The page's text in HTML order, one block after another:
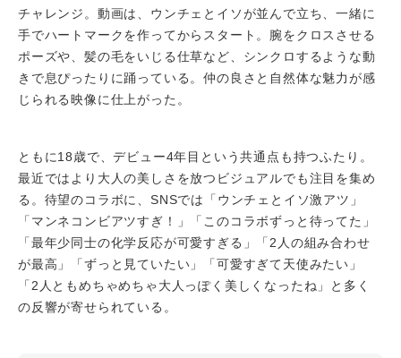
チャレンジ。動画は、ウンチェとイソが並んで立ち、一緒に
手でハートマークを作ってからスタート。腕をクロスさせる
ポーズや、髪の毛をいじる仕草など、シンクロするような動
きで息ぴったりに踊っている。仲の良さと自然体な魅力が感
じられる映像に仕上がった。
ともに18歳で、デビュー4年目という共通点も持つふたり。
最近ではより大人の美しさを放つビジュアルでも注目を集め
る。待望のコラボに、SNSでは「ウンチェとイソ激アツ」
「マンネコンビアツすぎ！」「このコラボずっと待ってた」
「最年少同士の化学反応が可愛すぎる」「2人の組み合わせ
が最高」「ずっと見ていたい」「可愛すぎて天使みたい」
「2人ともめちゃめちゃ大人っぽく美しくなったね」と多く
の反響が寄せられている。